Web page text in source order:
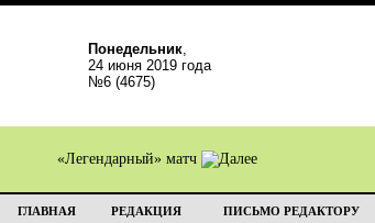
Понедельник,
24 июня 2019 года
№6 (4675)
«Легендарный» матч
ГЛАВНАЯ РЕДАКЦИЯ ПИСЬМО РЕДАКТОРУ